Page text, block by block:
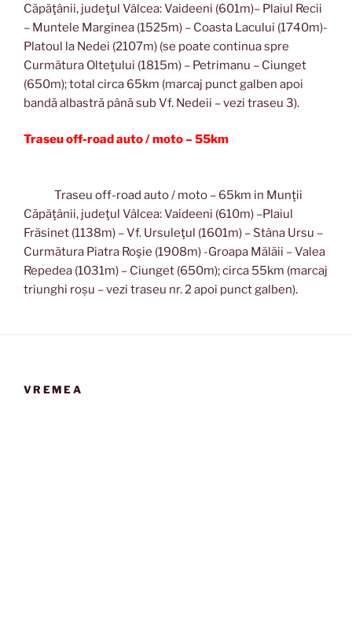
Căpăţânii, judeţul Vâlcea: Vaideeni (601m)– Plaiul Recii
– Muntele Marginea (1525m) – Coasta Lacului (1740m)-
Platoul la Nedei (2107m) (se poate continua spre
Curmătura Olteţului (1815m) – Petrimanu – Ciunget
(650m); total circa 65km (marcaj punct galben apoi
bandă albastră până sub Vf. Nedeii – vezi traseu 3).
Traseu off-road auto / moto – 55km
Traseu off-road auto / moto – 65km in Munţii
Căpăţânii, judeţul Vâlcea: Vaideeni (610m) –Plaiul
Frăsinet (1138m) – Vf. Ursuleţul (1601m) – Stâna Ursu –
Curmătura Piatra Roşie (1908m) -Groapa Mălăii – Valea
Repedea (1031m) – Ciunget (650m); circa 55km (marcaj
triunghi roșu – vezi traseu nr. 2 apoi punct galben).
VREMEA